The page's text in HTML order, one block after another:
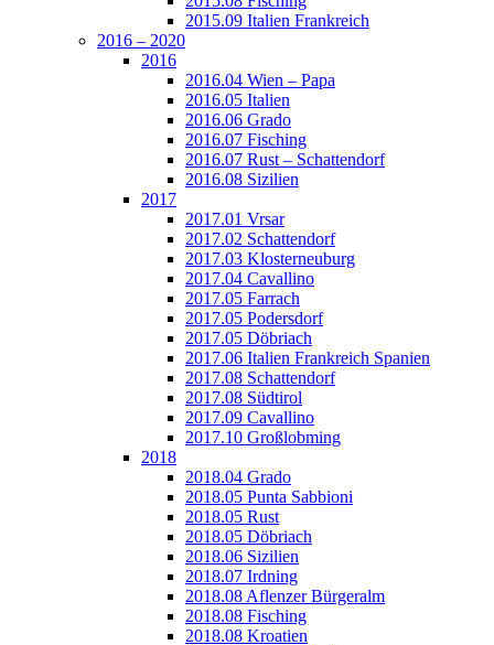
2015.09 Italien Frankreich
2016 – 2020
2016
2016.04 Wien – Papa
2016.05 Italien
2016.06 Grado
2016.07 Fisching
2016.07 Rust – Schattendorf
2016.08 Sizilien
2017
2017.01 Vrsar
2017.02 Schattendorf
2017.03 Klosterneuburg
2017.04 Cavallino
2017.05 Farrach
2017.05 Podersdorf
2017.05 Döbriach
2017.06 Italien Frankreich Spanien
2017.08 Schattendorf
2017.08 Südtirol
2017.09 Cavallino
2017.10 Großlobming
2018
2018.04 Grado
2018.05 Punta Sabbioni
2018.05 Rust
2018.05 Döbriach
2018.06 Sizilien
2018.07 Irdning
2018.08 Aflenzer Bürgeralm
2018.08 Fisching
2018.08 Kroatien